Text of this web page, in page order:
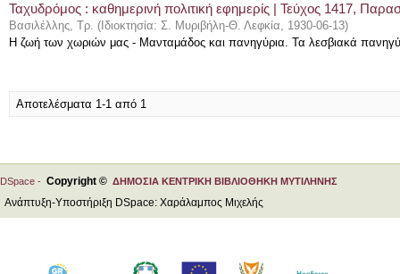
Ταχυδρόμος : καθημερινή πολιτική εφημερίς | Τεύχος 1417,
Βασιλέλλης, Τρ. ( Ιδιοκτησία: Σ. Μυριβήλη-Θ. Λεφκία, 1930-06-13)
Η ζωή των χωριών μας - Μανταμάδος και πανηγύρια. Τα λεσβιακά
Αποτελέσματα 1-1 από 1
DSpace - Copyright © ΔΗΜΟΣΙΑ ΚΕΝΤΡΙΚΗ ΒΙΒΛΙΟΘΗΚΗ ΜΥΤΙΛΗΝΗΣ
Ανάπτυξη-Υποστήριξη DSpace: Χαράλαμπος Μιχελής